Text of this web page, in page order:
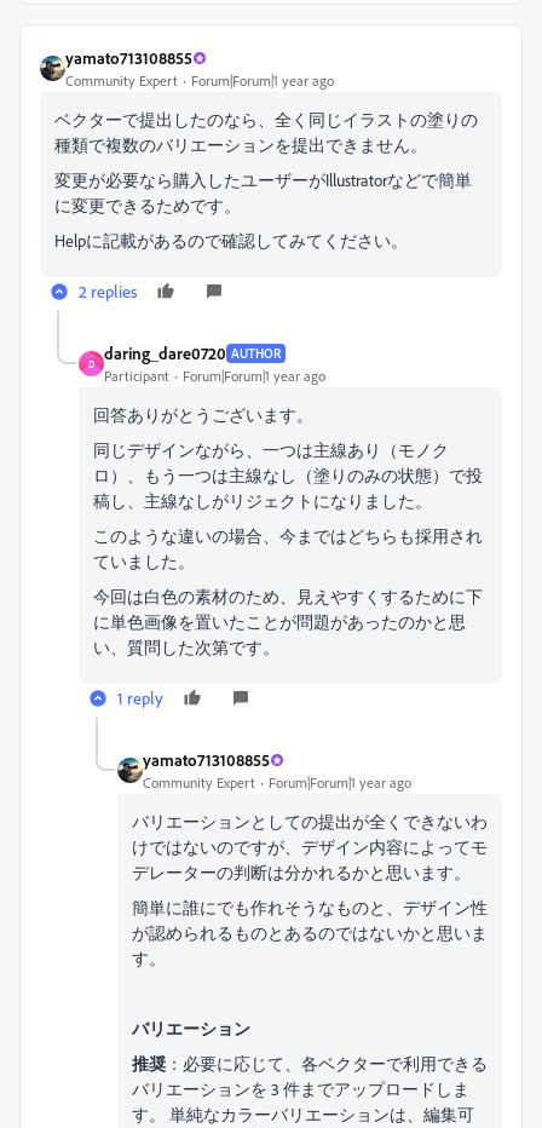
yamato713108855
Community Expert Forum|Forum|1 year ago
ベクターで提出したのなら、全く同じイラストの塗りの
種類で複数のバリエーションを提出できません。
変更が必要なら購入したユーザーがIllustratorなどで簡単
に変更できるためです。
Helpに記載があるので確認してみてください。
2 replies
D
daring_dare0720 AUTHOR
Participant Forum|Forum|1 year ago
回答ありがとうございます。
同じデザインながら、一つは主線あり（モノク
ロ）、もう一つは主線なし（塗りのみの状態）で投
稿し、主線なしがリジェクトになりました。
このような違いの場合、今まではどちらも採用され
ていました。
今回は白色の素材のため、見えやすくするために下
に単色画像を置いたことが問題があったのかと思
い、質問した次第です。
1 reply
yamato713108855
Community Expert Forum|Forum|1 year ago
バリエーションとしての提出が全くできないわ
けではないのですが、デザイン内容によってモ
デレーターの判断は分かれるかと思います。
簡単に誰にでも作れそうなものと、デザイン性
が認められるものとあるのではないかと思いま
す。
バリエーション
推奨 ：必要に応じて、各ベクターで利用できる
バリエーションを 3 件までアップロードしま
す。 単純なカラーバリエーションは、編集可